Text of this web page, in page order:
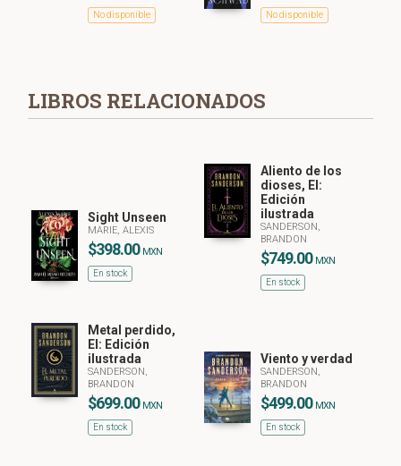
No disponible No disponible
LIBROS RELACIONADOS
Sight Unseen
MARIE, ALEXIS
$398.00 MXN
En stock
Aliento de los
dioses, El:
Edición
ilustrada
SANDERSON,
BRANDON
$749.00 MXN
En stock
Metal perdido,
El: Edición
ilustrada
SANDERSON,
BRANDON
$699.00 MXN
En stock
Viento y verdad
SANDERSON,
BRANDON
$499.00 MXN
En stock